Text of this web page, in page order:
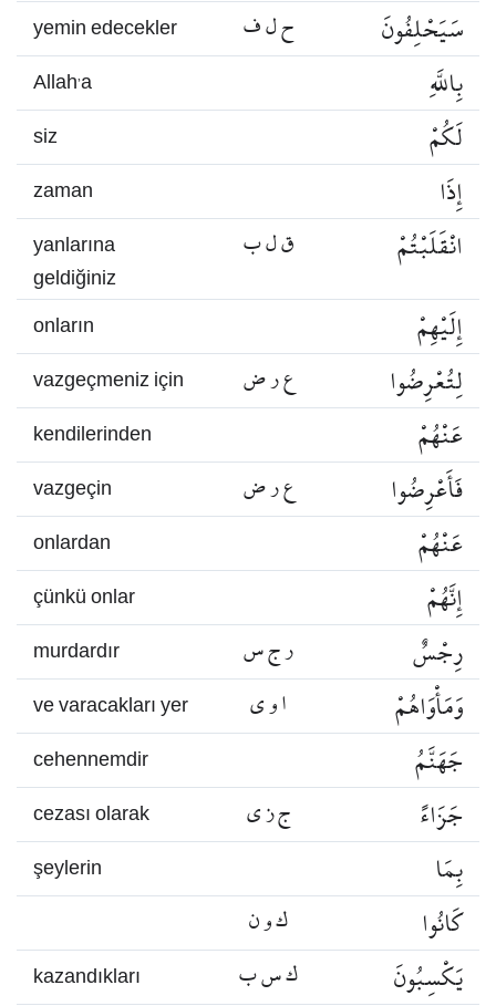
yemin edecekler ح ل ف سَيَحْلِفُونَ
Allah’a بِاللَّهِ
siz لَكُمْ
zaman إِذَا
yanlarına
geldiğiniz
ق ل ب انْقَلَبْتُمْ
onların إِلَيْهِمْ
vazgeçmeniz için ع ر ض لِتُعْرِضُوا
kendilerinden عَنْهُمْ
vazgeçin ع ر ض فَأَعْرِضُوا
onlardan عَنْهُمْ
çünkü onlar إِنَّهُمْ
murdardır ر ج س رِجْسٌ
ve varacakları yer ا و ي وَمَأْوَاهُمْ
cehennemdir جَهَنَّمُ
cezası olarak ج ز ي جَزَاءً
şeylerin بِمَا
ك و ن كَانُوا
kazandıkları ك س ب يَكْسِبُونَ